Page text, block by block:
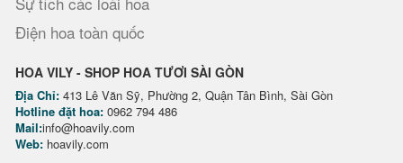
Điện hoa toàn quốc
HOA VILY - SHOP HOA TƯƠI SÀI GÒN
Địa Chỉ: 413 Lê Văn Sỹ, Phường 2, Quận Tân Bình, Sài Gòn
Hotline đặt hoa: 0962 794 486
Mail:info@hoavily.com
Web: hoavily.com